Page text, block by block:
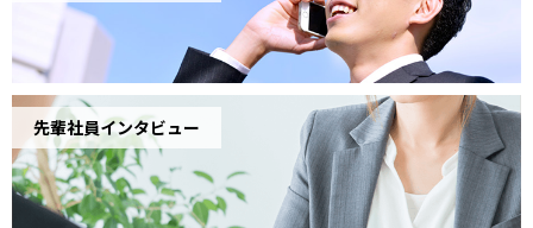
先輩社員インタビュー